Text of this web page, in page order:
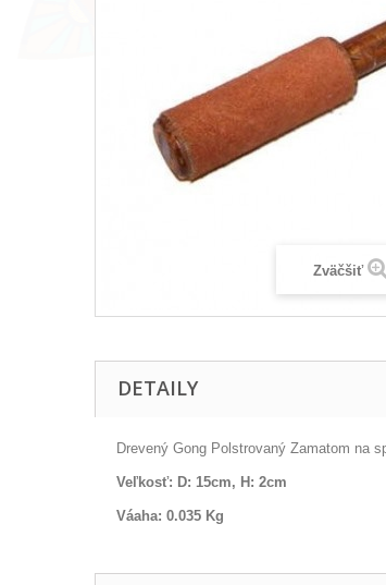
Zväčšiť
DETAILY
Drevený Gong Polstrovaný Zamatom na
Veľkosť: D: 15cm, H: 2cm
Váaha: 0.035 Kg